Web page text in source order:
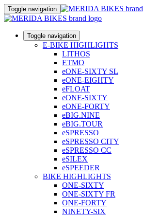
Toggle navigation
Toggle navigation
E-BIKE HIGHLIGHTS
LITHOS
ETMO
eONE-SIXTY SL
eONE-EIGHTY
eFLOAT
eONE-SIXTY
eONE-FORTY
eBIG.NINE
eBIG.TOUR
eSPRESSO
eSPRESSO CITY
eSPRESSO CC
eSILEX
eSPEEDER
BIKE HIGHLIGHTS
ONE-SIXTY
ONE-SIXTY FR
ONE-FORTY
NINETY-SIX